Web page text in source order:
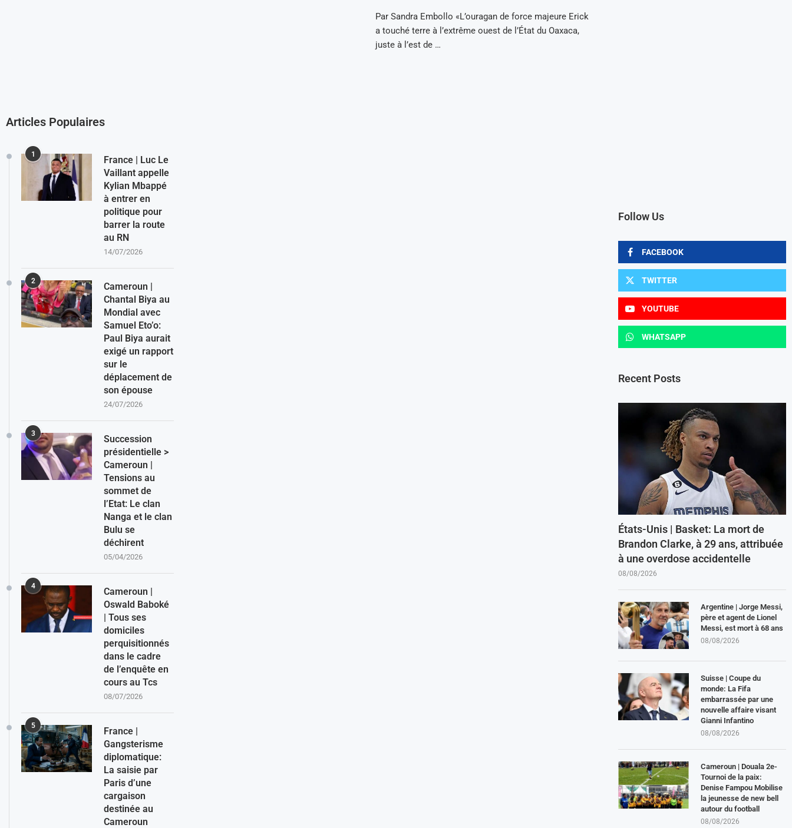
Par Sandra Embollo «L’ouragan de force majeure Erick
a touché terre à l’extrême ouest de l’État du Oaxaca,
juste à l’est de …
Follow Us
FACEBOOK
TWITTER
YOUTUBE
WHATSAPP
Recent Posts
États-Unis | Basket: La mort de
Brandon Clarke, à 29 ans, attribuée
à une overdose accidentelle
08/08/2026
Argentine | Jorge Messi,
père et agent de Lionel
Messi, est mort à 68 ans
08/08/2026
Suisse | Coupe du
monde: La Fifa
embarrassée par une
nouvelle affaire visant
Gianni Infantino
08/08/2026
Cameroun | Douala 2e-
Tournoi de la paix:
Denise Fampou Mobilise
la jeunesse de new bell
autour du football
08/08/2026
Articles Populaires
1
France | Luc Le
Vaillant appelle
Kylian Mbappé
à entrer en
politique pour
barrer la route
au RN
14/07/2026
2
Cameroun |
Chantal Biya au
Mondial avec
Samuel Eto’o:
Paul Biya aurait
exigé un rapport
sur le
déplacement de
son épouse
24/07/2026
3
Succession
présidentielle >
Cameroun |
Tensions au
sommet de
l’Etat: Le clan
Nanga et le clan
Bulu se
déchirent
05/04/2026
4
Cameroun |
Oswald Baboké
| Tous ses
domiciles
perquisitionnés
dans le cadre
de l’enquête en
cours au Tcs
08/07/2026
5
France |
Gangsterisme
diplomatique:
La saisie par
Paris d’une
cargaison
destinée au
Cameroun